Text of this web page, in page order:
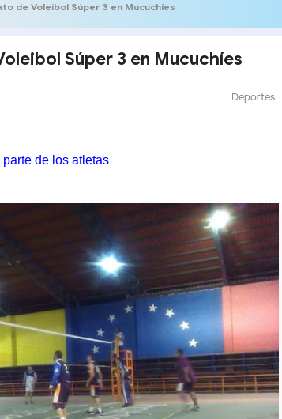
de Voleibol Súper 3 en Mucuchíes
Súper 3 en Mucuchíes
Deportes
de los atletas